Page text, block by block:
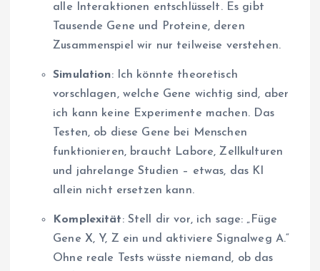
alle Interaktionen entschlüsselt. Es gibt
Tausende Gene und Proteine, deren
Zusammenspiel wir nur teilweise verstehen.
Simulation: Ich könnte theoretisch
vorschlagen, welche Gene wichtig sind, aber
ich kann keine Experimente machen. Das
Testen, ob diese Gene bei Menschen
funktionieren, braucht Labore, Zellkulturen
und jahrelange Studien – etwas, das KI
allein nicht ersetzen kann.
Komplexität: Stell dir vor, ich sage: „Füge
Gene X, Y, Z ein und aktiviere Signalweg A.“
Ohne reale Tests wüsste niemand, ob das